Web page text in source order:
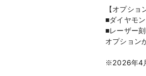
【オプショ
■ダイヤモ
■レーザー
オプション